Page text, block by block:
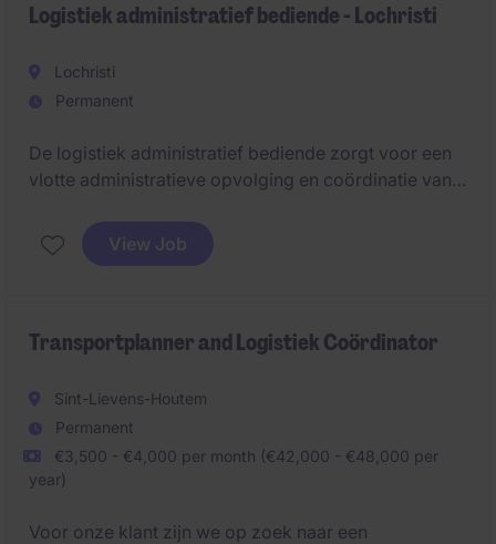
Logistiek administratief bediende - Lochristi
Lochristi
Permanent
De logistiek administratief bediende zorgt voor een
vlotte administratieve opvolging en coördinatie van
planning en samenwerking met interne en externe
stakeholders.
View Job
Transportplanner and Logistiek Coördinator
Sint-Lievens-Houtem
Permanent
€3,500 - €4,000 per month (€42,000 - €48,000 per
year)
Voor onze klant zijn we op zoek naar een